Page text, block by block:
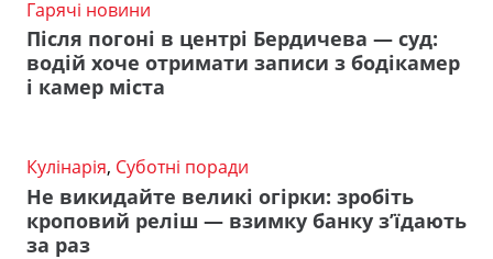
Гарячі новини
Після погоні в центрі Бердичева — суд:
водій хоче отримати записи з бодікамер
і камер міста
Кулінарія, Суботні поради
Не викидайте великі огірки: зробіть
кроповий реліш — взимку банку з’їдають
за раз